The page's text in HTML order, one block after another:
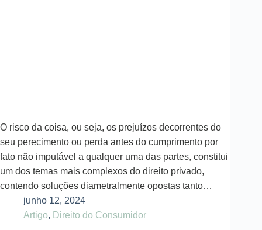
O risco da coisa, ou seja, os prejuízos decorrentes do
seu perecimento ou perda antes do cumprimento por
fato não imputável a qualquer uma das partes, constitui
um dos temas mais complexos do direito privado,
contendo soluções diametralmente opostas tanto…
junho 12, 2024
Artigo, Direito do Consumidor